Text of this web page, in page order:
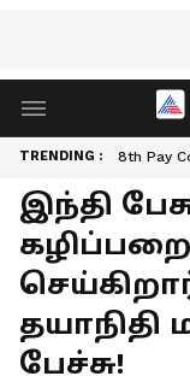
TRENDING : 8th Pay
இந்தி
பேச்சு!